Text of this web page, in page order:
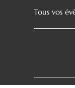
Tous vos